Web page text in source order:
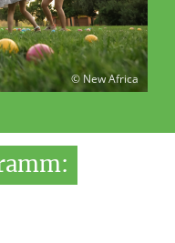
© New Africa